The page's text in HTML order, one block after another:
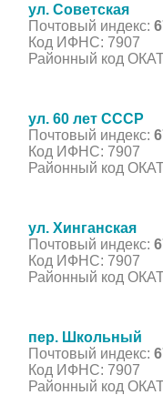
ул. Советская
Почтовый индекс:
Код ИФНС: 7907
Районный код
ул. 60 лет СССР
Почтовый индекс:
Код ИФНС: 7907
Районный код
ул. Хинганская
Почтовый индекс:
Код ИФНС: 7907
Районный код
пер. Школьный
Почтовый индекс:
Код ИФНС: 7907
Районный код